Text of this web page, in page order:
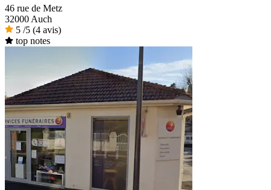
46 rue de Metz
32000 Auch
5 /5 (4 avis)
top notes